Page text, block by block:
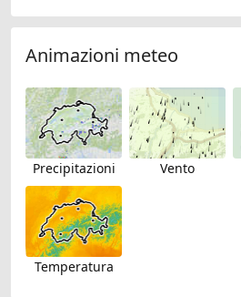
Animazioni meteo
Precipitazioni Vento
Temperatura